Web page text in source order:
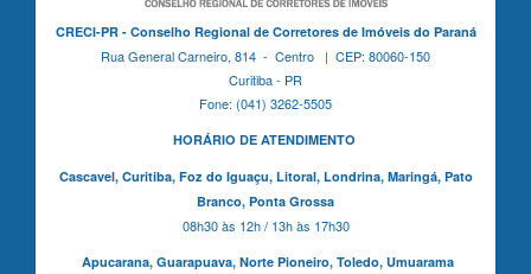
CRECI-PR - Conselho Regional de Corretores de Imóveis do Paraná
Rua General Carneiro, 814 - Centro | CEP: 80060-150
Curitiba - PR
Fone: (041) 3262-5505
HORÁRIO DE ATENDIMENTO
Cascavel, Curitiba,Foz do Iguaçu, Litoral, Londrina, Maringá, Pato
Branco, Ponta Grossa
08h30 às 12h / 13h às 17h30
Apucarana, Guarapuava, Norte Pioneiro, Toledo, Umuarama